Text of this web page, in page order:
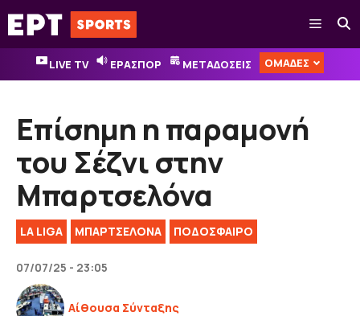
Μετάβαση
σε
περιεχόμενο
Μενού
LIVE TV ΕΡΑΣΠΟΡ ΜΕΤΑΔΟΣΕΙΣ ΟΜΑΔΕΣ
Επίσημη η παραμονή
του Σέζνι στην
Μπαρτσελόνα
LA LIGA ΜΠΑΡΤΣΕΛΟΝΑ ΠΟΔΟΣΦΑΙΡΟ
07/07/25 - 23:05
Αίθουσα Σύνταξης